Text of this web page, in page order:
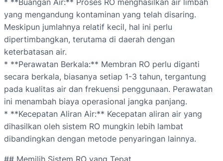
* **Buangan Air:** Proses RO menghasilkan air limbah
yang mengandung kontaminan yang telah disaring.
Meskipun jumlahnya relatif kecil, hal ini perlu
dipertimbangkan, terutama di daerah dengan
keterbatasan air.
* **Perawatan Berkala:** Membran RO perlu diganti
secara berkala, biasanya setiap 1-3 tahun, tergantung
pada kualitas air dan frekuensi penggunaan. Perawatan
ini menambah biaya operasional jangka panjang.
* **Kecepatan Aliran Air:** Kecepatan aliran air yang
dihasilkan oleh sistem RO mungkin lebih lambat
dibandingkan dengan metode penyaringan lainnya.
## Memilih Sistem RO yang Tepat